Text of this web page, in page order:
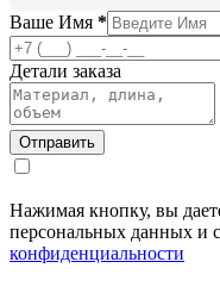
Ваше Имя *
Детали заказа
Нажимая кнопку, вы
персональных данных и
конфиденциальности